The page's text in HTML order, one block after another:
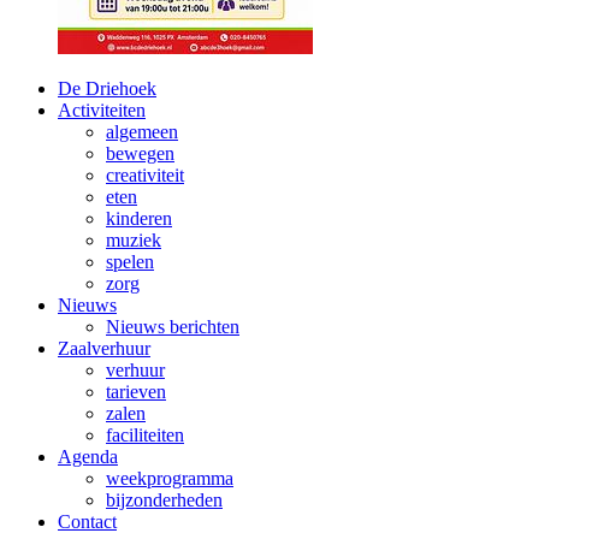
De Driehoek
Activiteiten
algemeen
bewegen
creativiteit
eten
kinderen
muziek
spelen
zorg
Nieuws
Nieuws berichten
Zaalverhuur
verhuur
tarieven
zalen
faciliteiten
Agenda
weekprogramma
bijzonderheden
Contact